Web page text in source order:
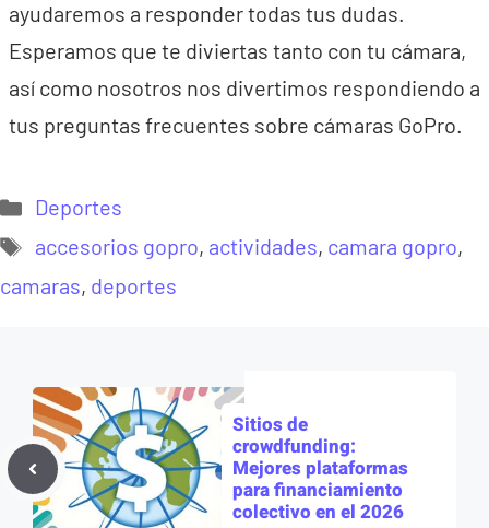
ayudaremos a responder todas tus dudas.
Esperamos que te diviertas tanto con tu cámara,
así como nosotros nos divertimos respondiendo a
tus preguntas frecuentes sobre cámaras GoPro.
Categorías
Deportes
Etiquetas
accesorios gopro, actividades, camara gopro,
camaras, deportes
Sitios de
crowdfunding:
Mejores plataformas
para financiamiento
colectivo en el 2026